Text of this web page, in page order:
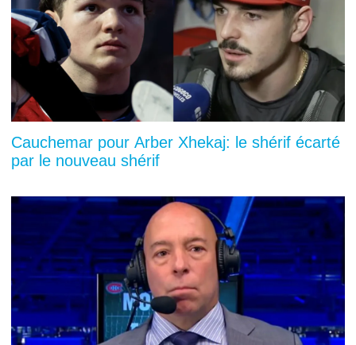
Cauchemar pour Arber Xhekaj: le shérif écarté
par le nouveau shérif